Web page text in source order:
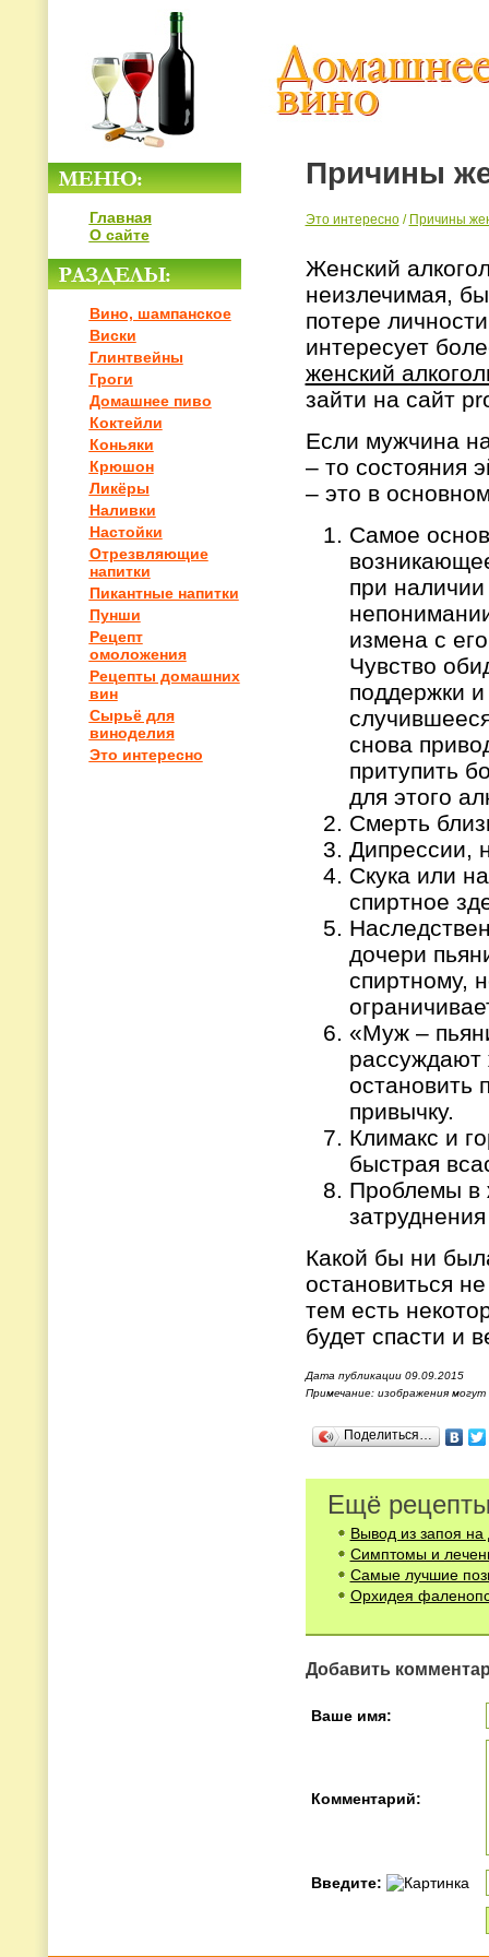
Главная
О сайте
Вино, шампанское
Виски
Глинтвейны
Гроги
Домашнее пиво
Коктейли
Коньяки
Крюшон
Ликёры
Наливки
Настойки
Отрезвляющие
напитки
Пикантные напитки
Пунши
Рецепт
омоложения
Рецепты домашних
вин
Сырьё для
виноделия
Это интересно
Причины
Это интересно/ Причины
Женский
неизлечимая,
потере
интересует
женский
зайти на сайт
Если мужчина
– то состояния
– это в
Самое
при
измена с
Чувство
поддержки
снова
притупить
для этого
Смерть
Дипрессии,
Скука или
спиртное
дочери
спиртному,
«Муж –
рассуждают
остановить
привычку.
Климакс и
быстрая
Проблемы в
Какой бы ни
остановиться
тем есть
будет спасти и
Дата публикации 09.09.2015
Примечание: изображения
Поделиться…
Ещё
Вывод из запоя на
Симптомы и
Cамые лучшие
Орхидея
Добавить
Ваше имя:
Комментарий:
Введите: